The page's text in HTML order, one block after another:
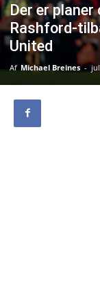
Der er
Rashford-
United
Af Michael Breines -